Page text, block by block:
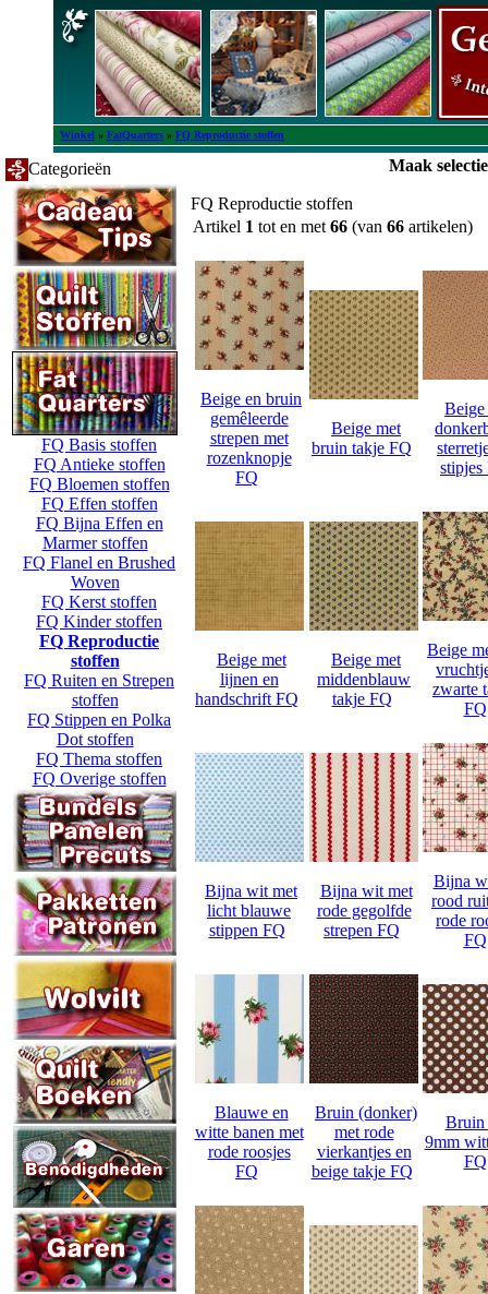
Winkel » FatQuarters » FQ Reproductie stoffen
Categorieën
FQ Basis stoffen
FQ Antieke stoffen
FQ Bloemen stoffen
FQ Effen stoffen
FQ Bijna Effen en
Marmer stoffen
FQ Flanel en Brushed
Woven
FQ Kerst stoffen
FQ Kinder stoffen
FQ Reproductie
stoffen
FQ Ruiten en Strepen
stoffen
FQ Stippen en Polka
Dot stoffen
FQ Thema stoffen
FQ Overige stoffen
Maak
FQ Reproductie stoffen
Artikel 1 tot en met 66 (van 66 artikelen)
Beige en bruin
gemêleerde
strepen met
rozenknopje
FQ
Beige met
bruin takje FQ
Beige
stipjes
Beige met
lijnen en
handschrift FQ
Beige met
middenblauw
takje FQ
Beige
zwarte
FQ
Bijna wit met
licht blauwe
stippen FQ
Bijna wit met
rode gegolfde
strepen FQ
Bijna
rood
rode
FQ
Blauwe en
witte banen met
rode roosjes
FQ
Bruin (donker)
met rode
vierkantjes en
beige takje FQ
Bruin
9mm
FQ